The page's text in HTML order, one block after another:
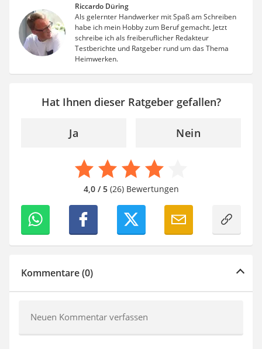
Riccardo Düring
Als gelernter Handwerker mit Spaß am Schreiben
habe ich mein Hobby zum Beruf gemacht. Jetzt
schreibe ich als freiberuflicher Redakteur
Testberichte und Ratgeber rund um das Thema
Heimwerken.
Hat Ihnen dieser Ratgeber gefallen?
Ja Nein
4,0 / 5(26) Bewertungen
Kommentare (0)
Neuen Kommentar verfassen